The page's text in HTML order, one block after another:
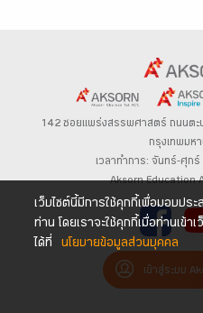
142 ซอยแพร่งสรรพศาสตร์ ถนนตะ
กรุงเทพมห
เวลาทำการ: จันทร์-ศุกร์
Aksorn Education
เข้าสู่ระบบ
เว็บไซต์นี้มีการใช้คุกกี้เพื่อมอบปร
ท่าน โดยเราจะใช้คุกกี้เมื่อท่านเข้า
ได้ที่
นโยบายข้อมูลส่วนบุคคล